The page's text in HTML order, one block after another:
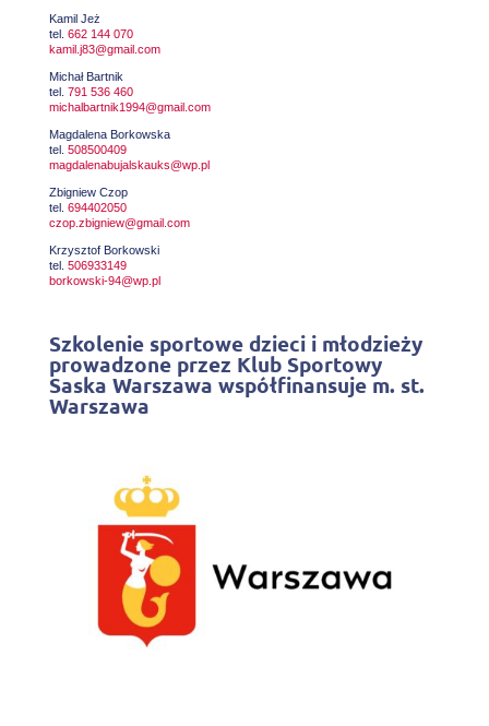
Kamil Jeż
tel. 662 144 070
kamil.j83@gmail.com
Michał Bartnik
tel. 791 536 460
michalbartnik1994@gmail.com
Magdalena Borkowska
tel. 508500409
magdalenabujalskauks@wp.pl
Zbigniew Czop
tel. 694402050
czop.zbigniew@gmail.com
Krzysztof Borkowski
tel. 506933149
borkowski-94@wp.pl
Szkolenie sportowe dzieci i młodzieży
prowadzone przez Klub Sportowy
Saska Warszawa współfinansuje m. st.
Warszawa